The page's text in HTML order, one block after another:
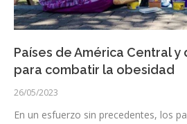
Países de América Central y
para combatir la obesidad
26/05/2023
En un esfuerzo sin precedentes, los